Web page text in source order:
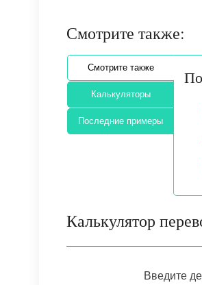
Смотрите также:
Смотрите также
Калькуляторы
Последние примеры
Калькулятор
Введите